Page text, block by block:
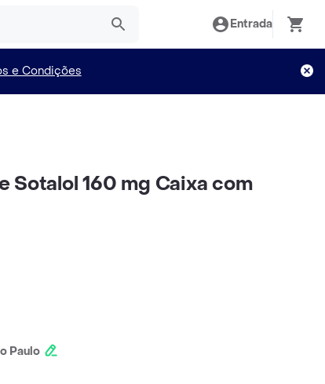
Entrada
e Condições
Sotalol 160 mg Caixa com
Paulo